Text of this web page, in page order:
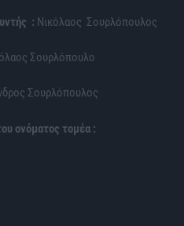
: Νικόλαος Σουρλόπουλος
Σουρλόπουλο
Σουρλόπουλος
ονόματος τομέα :